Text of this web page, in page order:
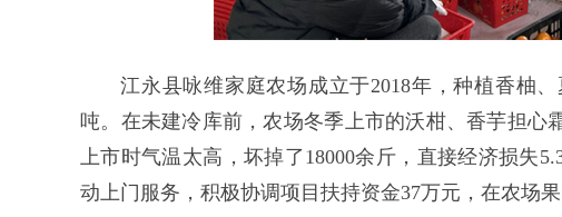
江永县咏维家庭农场成立于2018年，种植香柚
吨。在未建冷库前，农场冬季上市的沃柑、香芋担心
上市时气温太高，坏掉了18000余斤，直接经济损失
动上门服务，积极协调项目扶持资金37万元，在农场果